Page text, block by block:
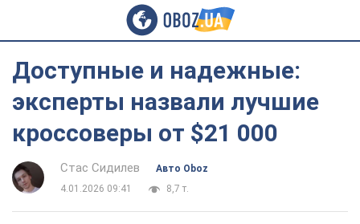
Доступные и надежные:
эксперты назвали лучшие
кроссоверы от $21 000
Стас Сидилев
Авто Oboz
4.01.2026 09:41
8,7 т.